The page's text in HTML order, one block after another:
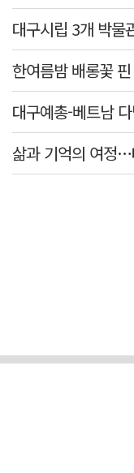
대구시립 3개 박물
대구예총-베트남